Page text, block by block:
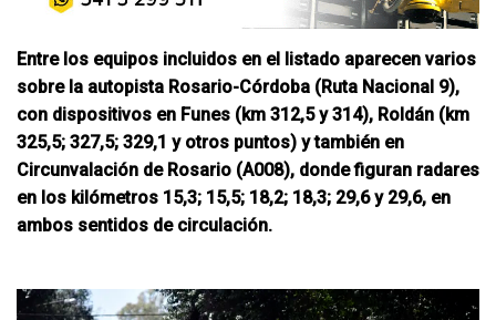
Entre los equipos incluidos en el listado aparecen varios
sobre la autopista Rosario-Córdoba (Ruta Nacional 9),
con dispositivos en Funes (km 312,5 y 314), Roldán (km
325,5; 327,5; 329,1 y otros puntos) y también en
Circunvalación de Rosario (A008), donde figuran radares
en los kilómetros 15,3; 15,5; 18,2; 18,3; 29,6 y 29,6, en
ambos sentidos de circulación.